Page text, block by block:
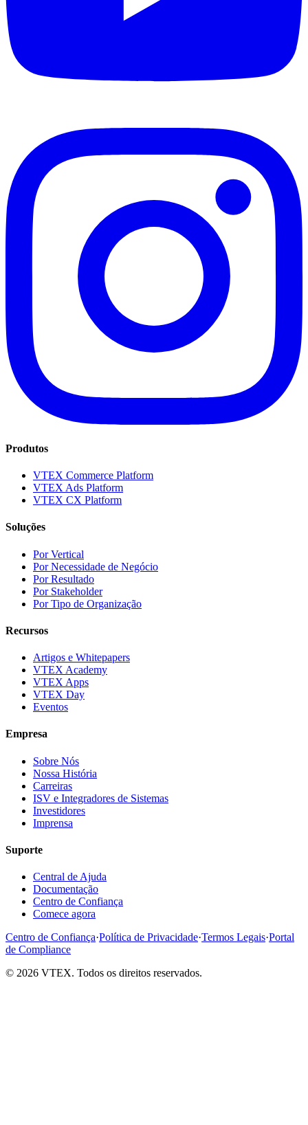
Produtos
VTEX Commerce Platform
VTEX Ads Platform
VTEX CX Platform
Soluções
Por Vertical
Por Necessidade de Negócio
Por Resultado
Por Stakeholder
Por Tipo de Organização
Recursos
Artigos e Whitepapers
VTEX Academy
VTEX Apps
VTEX Day
Eventos
Empresa
Sobre Nós
Nossa História
Carreiras
ISV e Integradores de Sistemas
Investidores
Imprensa
Suporte
Central de Ajuda
Documentação
Centro de Confiança
Comece agora
Centro de Confiança·Política de Privacidade·Termos Legais·Portal
de Compliance
© 2026 VTEX. Todos os direitos reservados.